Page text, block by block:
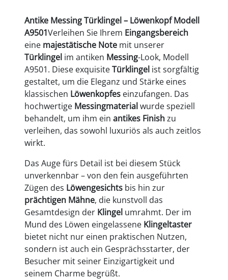
Antike Messing Türklingel – Löwenkopf Modell
A9501Verleihen Sie Ihrem Eingangsbereich
eine majestätische Note mit unserer
Türklingel im antiken Messing-Look, Modell
A9501. Diese exquisiteTürklingel ist sorgfältig
gestaltet, um die Eleganz und Stärke eines
klassischen Löwenkopfes einzufangen. Das
hochwertige Messingmaterialwurde speziell
behandelt, um ihm ein antikes Finishzu
verleihen, das sowohl luxuriös als auch zeitlos
wirkt.
Das Auge fürs Detail ist bei diesem Stück
unverkennbar – von den fein ausgeführten
Zügen des Löwengesichts bis hin zur
prächtigen Mähne, die kunstvoll das
Gesamtdesign der Klingel umrahmt. Der im
Mund des Löwen eingelassene Klingeltaster
bietet nicht nur einen praktischen Nutzen,
sondern ist auch ein Gesprächsstarter, der
Besucher mit seiner Einzigartigkeit und
seinem Charme begrüßt.